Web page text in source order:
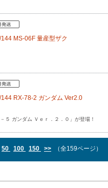
144 MS-06F 量産型ザク
144 RX-78-2 ガンダム Ver2.0
５ ガンダム Ｖｅｒ．２．０」が登場！
50 100 150 >> （全159ページ）